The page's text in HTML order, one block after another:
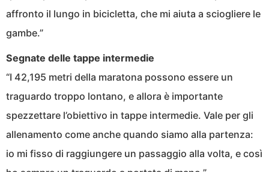
affronto il lungo in bicicletta, che mi aiuta a sciogliere le
gambe.”
Segnate delle tappe intermedie
“I 42,195 metri della maratona possono essere un
traguardo troppo lontano, e allora è importante
spezzettare l’obiettivo in tappe intermedie. Vale per gli
allenamento come anche quando siamo alla partenza:
io mi fisso di raggiungere un passaggio alla volta, e così